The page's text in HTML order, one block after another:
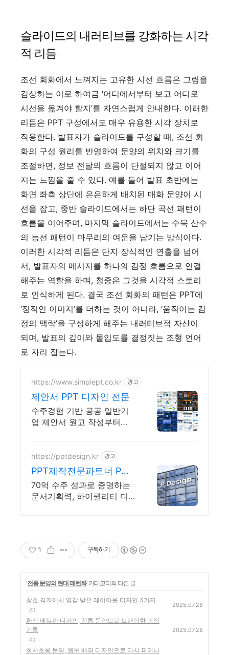
슬라이드의 내러티브를 강화하는 시각
적 리듬
조선 회화에서 느껴지는 고유한 시선 흐름은 그림을
감상하는 이로 하여금 ‘어디에서부터 보고 어디로
시선을 옮겨야 할지’를 자연스럽게 안내한다. 이러한
리듬은 PPT 구성에서도 매우 유용한 시각 장치로
작용한다. 발표자가 슬라이드를 구성할 때, 조선 회
화의 구성 원리를 반영하여 문양의 위치와 크기를
조절하면, 정보 전달의 흐름이 단절되지 않고 이어
지는 느낌을 줄 수 있다. 예를 들어 발표 초반에는
화면 좌측 상단에 은은하게 배치된 매화 문양이 시
선을 잡고, 중반 슬라이드에서는 하단 곡선 패턴이
흐름을 이어주며, 마지막 슬라이드에서는 수묵 산수
의 능선 패턴이 마무리의 여운을 남기는 방식이다.
이러한 시각적 리듬은 단지 장식적인 연출을 넘어
서, 발표자의 메시지를 하나의 감정 흐름으로 연결
해주는 역할을 하며, 청중은 그것을 시각적 스토리
로 인식하게 된다. 결국 조선 회화의 패턴은 PPT에
‘정적인 이미지’를 더하는 것이 아니라, ‘움직이는 감
정의 맥락’을 구성하게 해주는 내러티브적 자산이
되며, 발표의 깊이와 몰입도를 결정짓는 조형 언어
로 자리 잡는다.
https://www.simplept.co.kr 광고
제안서 PPT 디자인 전문
수주경험 기반 공공 일반기
업 제안서 원고 작성부터
https://pptdesign.kr 광고
PPT제작전문파트너 P디
자인 고객만족도100%로
보답하는
70억 수주 성과로 증명하는
문서기획력, 하이퀄리티 디자
1 구독하기
'전통 문양의 현대 패턴화' 카테고리의 다른 글
창호 격자에서 영감 받은 레이아웃 디자인 3가지
(0)
2025.07.28
한식 메뉴판 디자인, 전통 문양으로 브랜딩한 과정
기록
(0)
2025.07.28
청사초롱 문양, 웹툰 배경 디자인으로 다시 피어나